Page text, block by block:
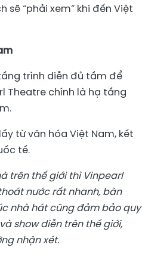
“phải xem” khi đến Việt
trình diễn đủ tầm để
Theatre chính là hạ tầng
từ văn hóa Việt Nam, kết
tế.
trên thế giới thì Vinpearl
nước rất nhanh, bàn
nhà hát cũng đảm bảo quy
show diễn trên thế giới,
nhận xét.